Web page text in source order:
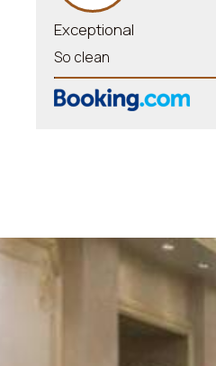
Exceptional
So clean